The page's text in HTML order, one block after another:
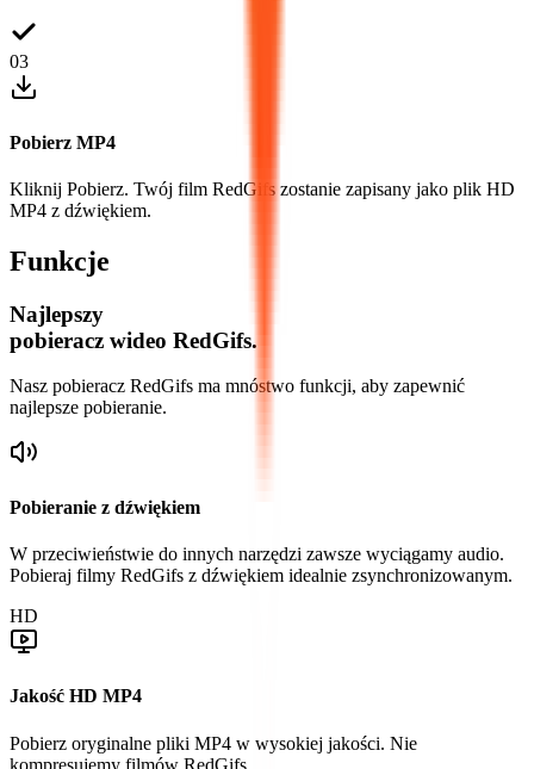
03
Pobierz MP4
Kliknij Pobierz. Twój film RedGifs zostanie zapisany jako plik HD
MP4 z dźwiękiem.
Funkcje
Najlepszy
pobieracz wideo RedGifs.
Nasz pobieracz RedGifs ma mnóstwo funkcji, aby zapewnić
najlepsze pobieranie.
Pobieranie z dźwiękiem
W przeciwieństwie do innych narzędzi zawsze wyciągamy audio.
Pobieraj filmy RedGifs z dźwiękiem idealnie zsynchronizowanym.
HD
Jakość HD MP4
Pobierz oryginalne pliki MP4 w wysokiej jakości. Nie
kompresujemy filmów RedGifs.